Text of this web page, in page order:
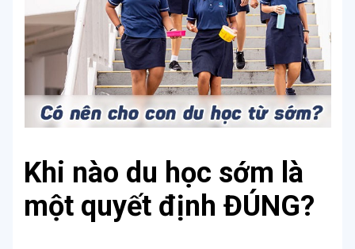
Khi nào du học sớm là
một quyết định ĐÚNG?